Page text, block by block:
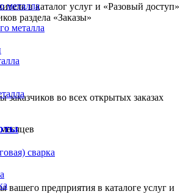
металла
металла
сварка
в каталог услуг и «Разовый доступ»
раздела «Заказы»
заказчиков во всех открытых заказах
вашего предприятия в каталоге услуг и